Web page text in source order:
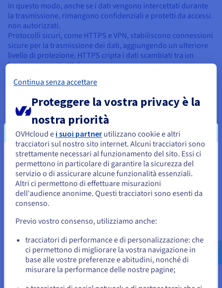
In questo modo, anche se i dati vengono intercettati durante
la trasmissione, rimangono confidenziali e protetti da accessi
non autorizzati.
Protocolli sicuri, come HTTPS e VPN, stabiliscono connessioni
sicure per la trasmissione dei dati, aggiungendo un ulteriore
livello di protezione. HTTPS cripta i dati scambiati tra un
browser e un sito Web.
Individuazione e risposta alle minacce
La sicurezza della rete si basa su solidi meccanismi di
individuazione e risposta alle minacce per identificare e
neutralizzare tali minacce prima che possano causare danni
significativi.
I sistemi di rilevamento delle intrusioni (IDS) agiscono da
watchdog vigili, monitorando continuamente il traffico di rete
per individuare eventuali modelli sospetti e firme di malware
note.
A sua volta, i sistemi di prevenzione delle intrusioni (IPS)
compiono un ulteriore passo avanti bloccando o arrestando
attivamente le attività malevole.
In questo modo è possibile evitare che il traffico malevolo
raggiunga il bersaglio, isolare i sistemi infetti e adottare altre
misure proattive per mitigare la minaccia.
Per individuare e rispondere in modo efficace alle minacce è
necessario combinare strumenti applicativi automatizzati e
competenze umane.
Sembra che la tua localizzazione sia
Stati Uniti
Per effettuare un ordine da Stati Uniti, è necessario accedere al
sito web del Paese e creare un account.
Vai al sito Stati Uniti
us.ovhcloud.com/
Inglese USD - $
o
Continua senza accettare
Proteggere la vostra privacy è la
nostra priorità
OVHcloud e i suoi partner utilizzano cookie e altri
tracciatori sul nostro sito internet. Alcuni tracciatori sono
strettamente necessari al funzionamento del sito. Essi ci
permettono in particolare di garantire la sicurezza del
servizio o di assicurare alcune funzionalità essenziali.
Altri ci permettono di effettuare misurazioni
dell'audience anonime. Questi tracciatori sono esenti da
consenso.
Previo vostro consenso, utilizziamo anche:
tracciatori di performance e di personalizzazione: che
ci permettono di migliorare la vostra navigazione in
base alle vostre preferenze e abitudini, nonché di
misurare la performance delle nostre pagine;